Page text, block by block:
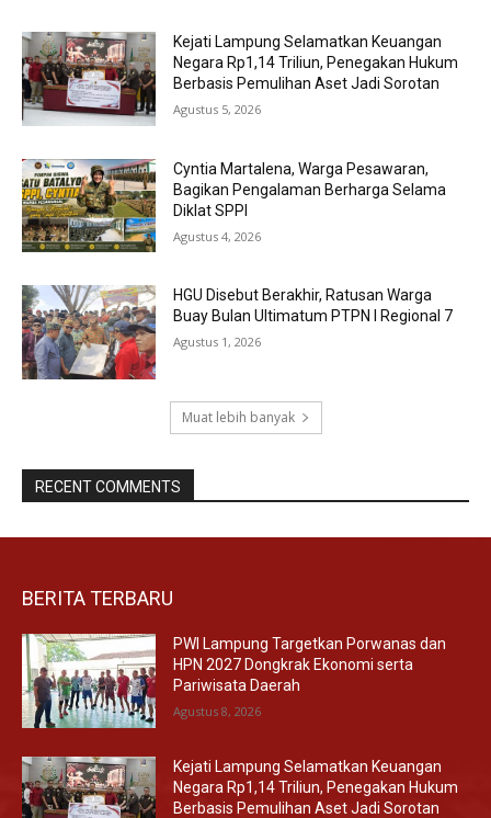
Kejati Lampung Selamatkan Keuangan
Negara Rp1,14 Triliun, Penegakan Hukum
Berbasis Pemulihan Aset Jadi Sorotan
Agustus 5, 2026
Cyntia Martalena, Warga Pesawaran,
Bagikan Pengalaman Berharga Selama
Diklat SPPI
Agustus 4, 2026
HGU Disebut Berakhir, Ratusan Warga
Buay Bulan Ultimatum PTPN I Regional 7
Agustus 1, 2026
Muat lebih banyak
RECENT COMMENTS
BERITA TERBARU
PWI Lampung Targetkan Porwanas dan
HPN 2027 Dongkrak Ekonomi serta
Pariwisata Daerah
Agustus 8, 2026
Kejati Lampung Selamatkan Keuangan
Negara Rp1,14 Triliun, Penegakan Hukum
Berbasis Pemulihan Aset Jadi Sorotan